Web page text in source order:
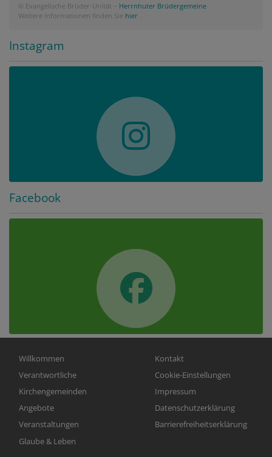
© Evangelische Brüder-Unität – Herrnhuter Brüdergemeine
Weitere Informationen finden Sie hier
Instagram
Facebook
Hauptnavigation
Willkommen
Verantwortliche
Kirchengemeinden
Angebote
Veranstaltungen
Glaube & Leben
Fußbereichsmenü
Kontakt
Cookie-Einstellungen
Impressum
Datenschutzerklärung
Barrierefreiheitserklärung